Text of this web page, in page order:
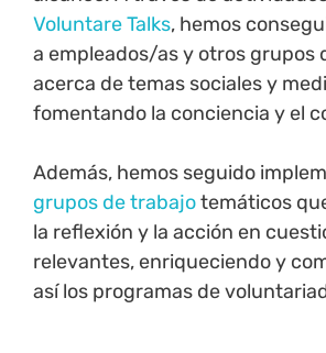
Voluntare Talks, hemos
a empleados/as y otros grupos
acerca de temas sociales y
fomentando la conciencia y el
Además, hemos seguido
grupos de trabajotemáticos
la reflexión y la acción en
relevantes, enriqueciendo y
así los programas de